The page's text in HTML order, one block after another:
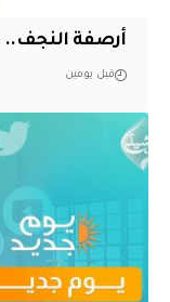
أرصفة
قبل يومين